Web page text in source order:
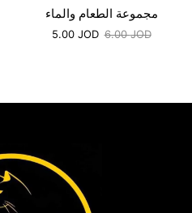
مجموعة الطعام والماء
6.00JOD
5.00 JOD